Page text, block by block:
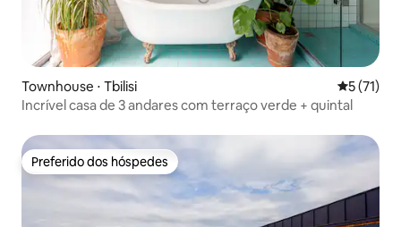
Townhouse ⋅ Tbilisi 5 de uma
5 (71)
Incrível casa de 3 andares com terraço verde + quintal
Preferido dos hóspedes
Preferido dos hóspedes